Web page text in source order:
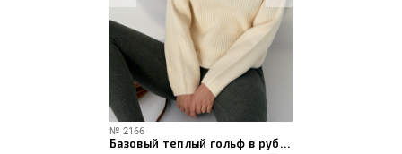
№ 2166
Базовый теплый гольф в рубчик